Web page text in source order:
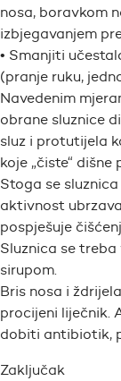
nosa, boravkom
izbjegavanjem
• Smanjiti
(pranje ruku,
Navedenim
obrane sluznice
sluz i protutijela
koje „čiste“ dišne
Stoga se
aktivnost
pospješuje
Sluznica se
sirupom.
Bris nosa i
procijeni liječnik.
dobiti antibiotik,
Zaključak